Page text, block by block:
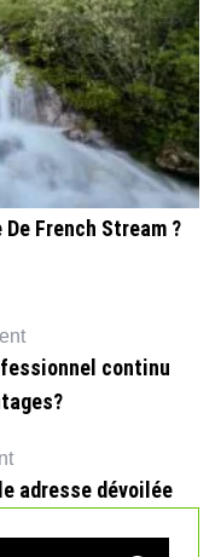
French Stream ?
continu
adresse dévoilée